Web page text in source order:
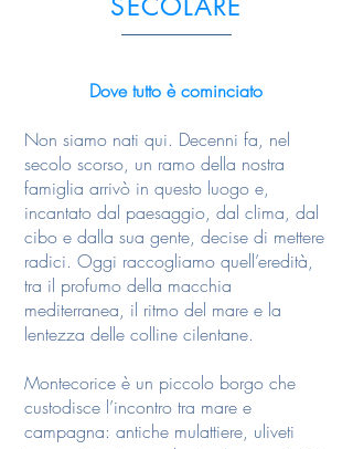
SECOLARE
Dove tutto è cominciato
Non siamo nati qui. Decenni fa, nel
secolo scorso, un ramo della nostra
famiglia arrivò in questo luogo e,
incantato dal paesaggio, dal clima, dal
cibo e dalla sua gente, decise di mettere
radici. Oggi raccogliamo quell’eredità,
tra il profumo della macchia
mediterranea, il ritmo del mare e la
lentezza delle colline cilentane.
Montecorice è un piccolo borgo che
custodisce l’incontro tra mare e
campagna: antiche mulattiere, uliveti